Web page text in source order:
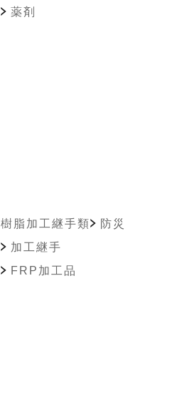
薬剤
樹脂加工継手類
加工継手
FRP加工品
防災